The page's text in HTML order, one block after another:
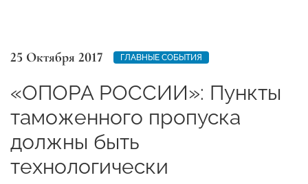
25 Октября 2017 ГЛАВНЫЕ СОБЫТИЯ
«ОПОРА РОССИИ»: Пункты
таможенного пропуска
должны быть
технологически